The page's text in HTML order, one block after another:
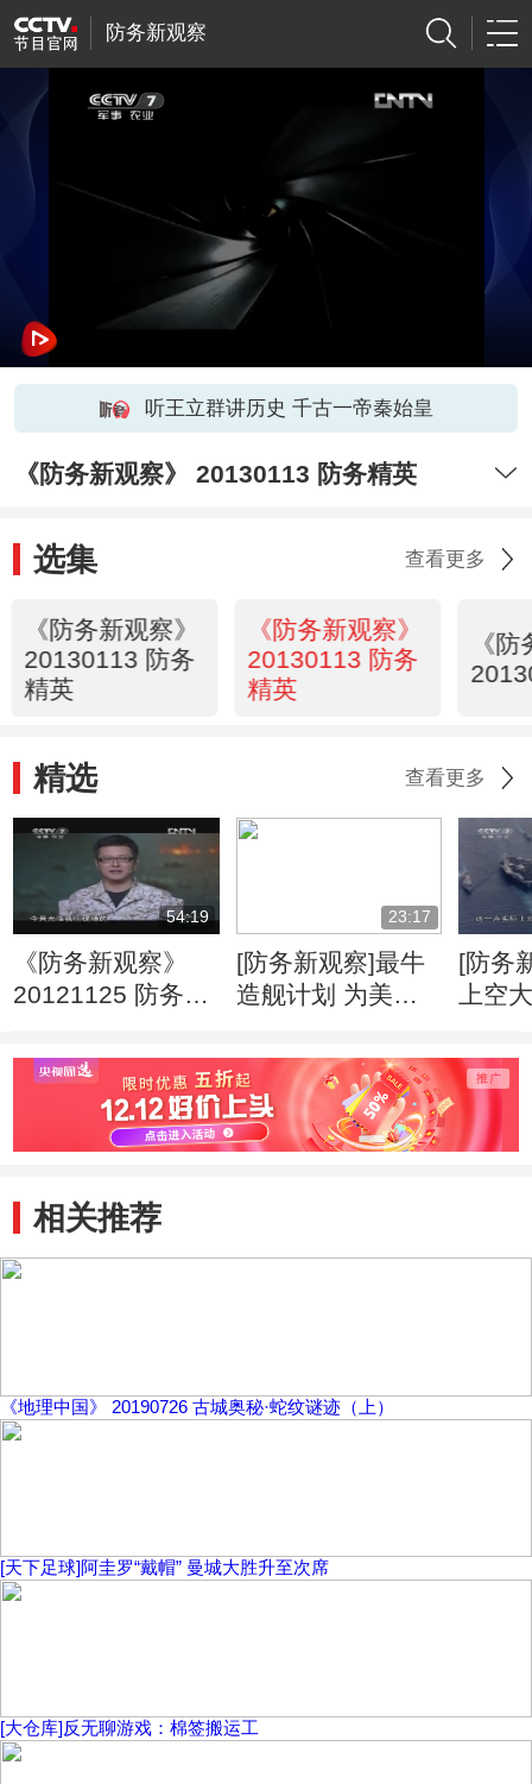
防务新观察
听王立群讲历史 千古一帝秦始皇
《防务新观察》 20130113 防务精英
选集 查看更多
《防务新观察》
20130113 防务
精英
《防务新观察》
20130113 防务
精英
《
精选 查看更多
54:19
《防务新观察》
20121125 防务精
23:17
[防务新观察]最牛
造舰计划 为美战
（20120422）
[防务
上空
察
相关推荐
《地理中国》 20190726 古城奥秘·蛇纹谜迹（上）
[天下足球]阿圭罗“戴帽” 曼城大胜升至次席
[大仓库]反无聊游戏：棉签搬运工